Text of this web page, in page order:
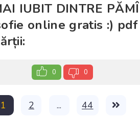
IUBIT DINTRE
online gratis :) pdf
0 0
1 2 ... 44